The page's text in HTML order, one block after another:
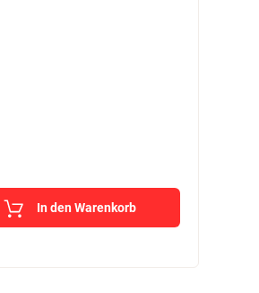
In den Warenkorb